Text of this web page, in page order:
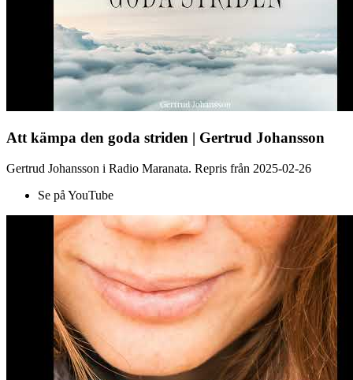
Att kämpa den goda striden | Gertrud Johansson
Gertrud Johansson i Radio Maranata. Repris från 2025-02-26
Se på YouTube